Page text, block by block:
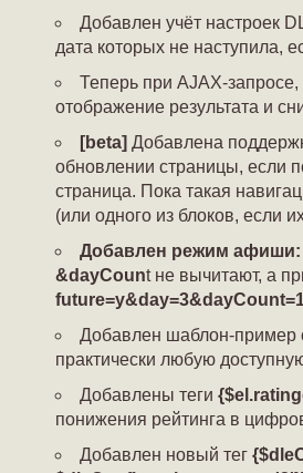
Добавлен учёт настроек
дата которых не наступила,
Теперь при AJAX-запросе,
отображение результата и
[beta] Добавлена
обновлении страницы, если
страница. Пока такая
(или одного из блоков, если
Добавлен режим афиши:
&dayCount не вычитают, а
Добавлен шаблон-пример
практически любую
Добавлены теги
понижения рейтинга в
Добавлен новый тег